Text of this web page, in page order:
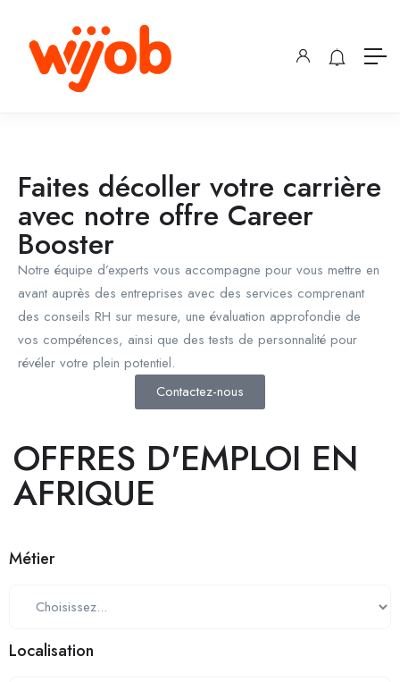
Faites décoller votre carrière
avec notre offre Career
Booster
Notre équipe d’experts vous accompagne pour vous mettre en
avant auprès des entreprises avec des services comprenant
des conseils RH sur mesure, une évaluation approfondie de
vos compétences, ainsi que des tests de personnalité pour
révéler votre plein potentiel.
Contactez-nous
OFFRES D'EMPLOI EN
AFRIQUE
Métier
Localisation